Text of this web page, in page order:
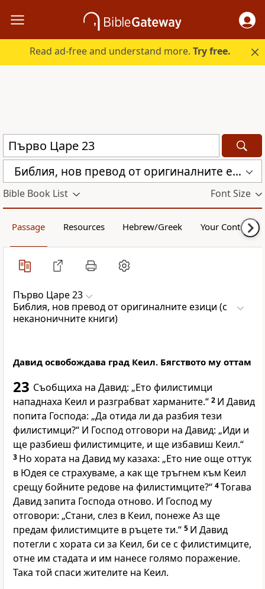
Read ad-free and understand more.Try free.
Библия, нов превод от оригиналните езици (с неканоничните книги) (CBT)
Bible Book List Font Size
Passage Resources Hebrew/Greek Your Content
Първо Царе 23
Библия, нов превод от оригиналните езици (с
неканоничните книги)
Давид освобождава град Кеил. Бягството му оттам
23 Съобщиха на Давид: „Ето филистимци
нападнаха Кеил и разграбват харманите.“ 2 И Давид
попита Господа: „Да отида ли да разбия тези
филистимци?“ И Господ отговори на Давид: „Иди и
ще разбиеш филистимците, и ще избавиш Кеил.“
3 Но хората на Давид му казаха: „Ето ние още оттук
в Юдея се страхуваме, а как ще тръгнем към Кеил
срещу бойните редове на филистимците?“ 4Тогава
Давид запита Господа отново. И Господ му
отговори: „Стани, слез в Кеил, понеже Аз ще
предам филистимците в ръцете ти.“ 5 И Давид
потегли с хората си за Кеил, би се с филистимците,
отне им стадата и им нанесе голямо поражение.
Така той спаси жителите на Кеил.